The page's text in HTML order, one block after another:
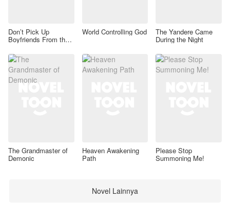
Don’t Pick Up
Boyfriends From the
World Controlling God The Yandere Came
During the Night
The Grandmaster of
Demonic
Heaven Awakening
Path
Please Stop
Summoning Me!
Novel Lainnya